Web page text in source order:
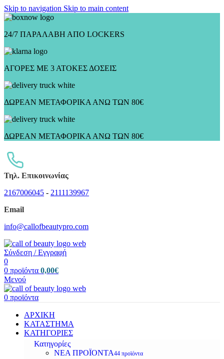
Skip to navigation Skip to main content
24/7 ΠΑΡΑΛΑΒΗ ΑΠΟ LOCKERS
ΑΓΟΡΕΣ ΜΕ 3 ΑΤΟΚΕΣ ΔΟΣΕΙΣ
ΔΩΡΕΑΝ ΜΕΤΑΦΟΡΙΚΑ ΑΝΩ ΤΩΝ 80€
ΔΩΡΕΑΝ ΜΕΤΑΦΟΡΙΚΑ ΑΝΩ ΤΩΝ 80€
Τηλ. Επικοινωνίας
2167006045 - 2111139967
Email
info@callofbeautypro.com
Σύνδεση / Εγγραφή
0
0 προϊόντα 0,00€
Μενού
0 προϊόντα
ΑΡΧΙΚΗ
ΚΑΤΑΣΤΗΜΑ
ΚΑΤΗΓΟΡΙΕΣ
Κατηγορίες
ΝΕΑ ΠΡΟΪΟΝΤΑ44 προϊόντα